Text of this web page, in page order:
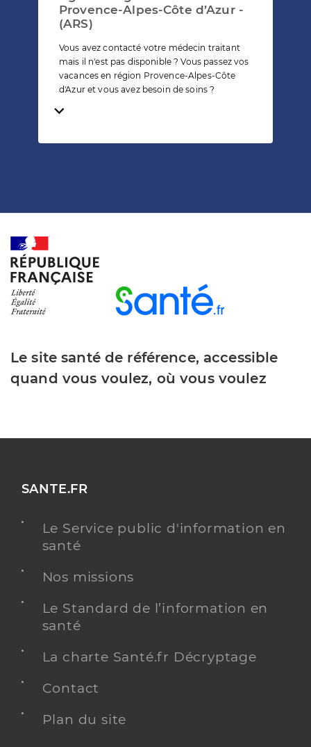
Provence-Alpes-Côte d’Azur -
(ARS)
Vous avez contacté votre médecin traitant
mais il n'est pas disponible ? Vous passez vos
vacances en région Provence-Alpes-Côte
d'Azur et vous avez besoin de soins ?
Temps de lecture
Le site santé de référence, accessible
quand vous voulez, où vous voulez
SANTE.FR
Le Service public d'information en
santé
Nos missions
Le Standard de l’information en
santé
La charte Santé.fr Décryptage
Contact
Plan du site